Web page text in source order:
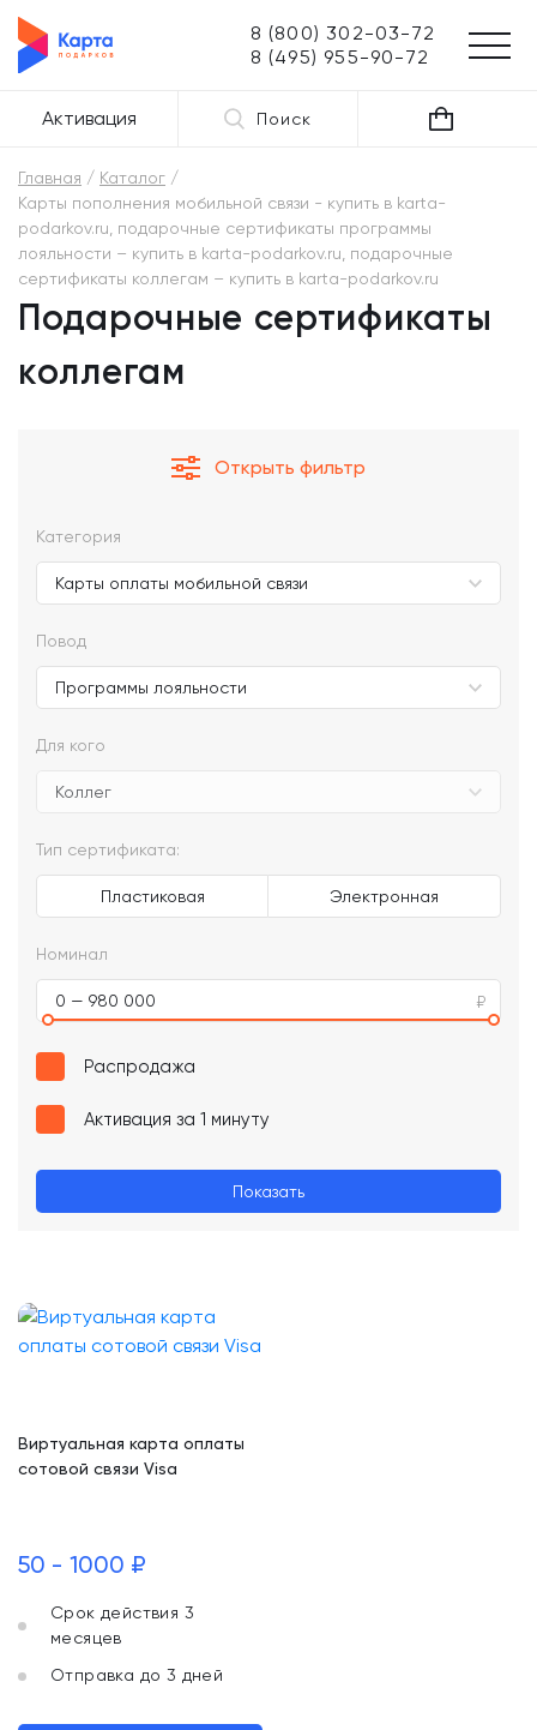
8 (800) 302-03-72
8 (495) 955-90-72
Активация Поиск
Главная
Каталог
Карты пополнения мобильной связи - купить в karta-
podarkov.ru, подарочные сертификаты программы
лояльности – купить в karta-podarkov.ru, подарочные
сертификаты коллегам – купить в karta-podarkov.ru
Подарочные сертификаты
коллегам
Открыть фильтр
Категория
Повод
Для кого
Тип сертификата:
Пластиковая Электронная
Номинал
0 — 980 000
Распродажа
Активация за 1 минуту
Показать
Виртуальная карта оплаты
сотовой связи Visa
50 - 1000 ₽
Срок действия 3
месяцев
Отправка до 3 дней